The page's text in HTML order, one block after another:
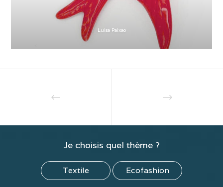
Luisa Paixao
Je choisis quel thème ?
Textile Ecofashion